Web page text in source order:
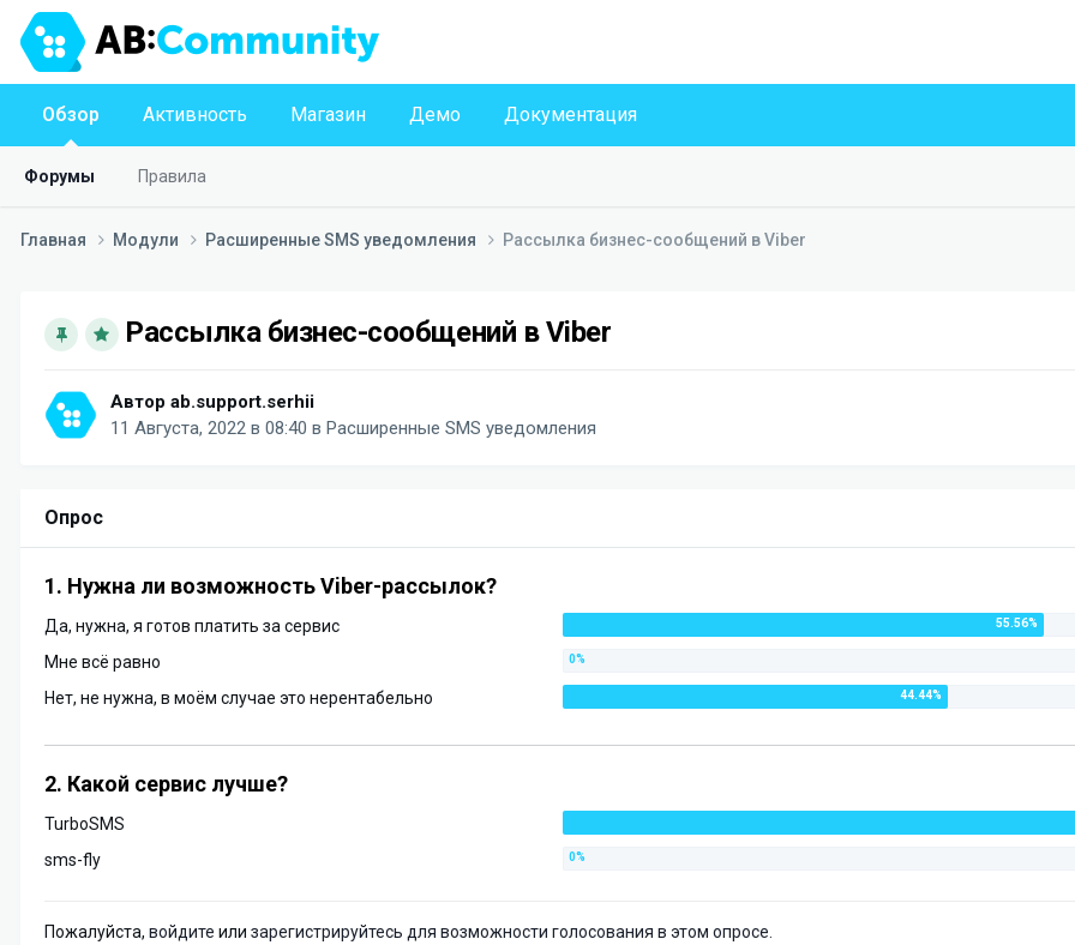
Обзор
Форумы Правила
Активность Магазин Демо Документация
Главная Модули Расширенные SMS уведомления Рассылка бизнес-сообщений в Viber
Рассылка бизнес-сообщений в Viber
Автор ab.support.serhii
11 Августа, 2022 в 08:40 в Расширенные SMS уведомления
Опрос
1. Нужна ли возможность Viber-рассылок?
Да, нужна, я готов платить за сервис
Мне всё равно
Нет, не нужна, в моём случае это нерентабельно
2. Какой сервис лучше?
TurboSMS
sms-fly
Пожалуйста, войдите или зарегистрируйтесь для возможности голосования в этом опросе.